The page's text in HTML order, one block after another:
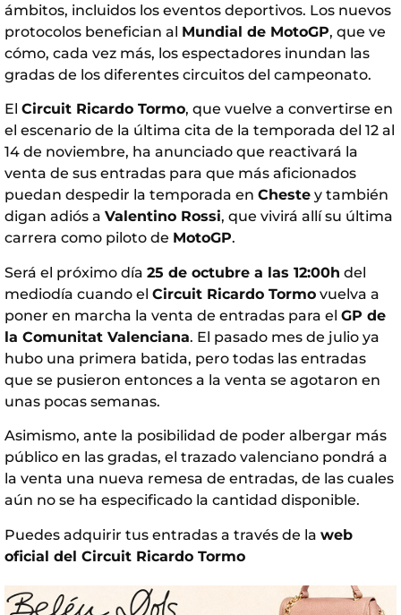
ámbitos, incluidos los eventos deportivos. Los nuevos
protocolos benefician al Mundial de MotoGP, que ve
cómo, cada vez más, los espectadores inundan las
gradas de los diferentes circuitos del campeonato.
El Circuit Ricardo Tormo, que vuelve a convertirse en
el escenario de la última cita de la temporada del 12 al
14 de noviembre, ha anunciado que reactivará la
venta de sus entradas para que más aficionados
puedan despedir la temporada en Cheste y también
digan adiós a Valentino Rossi, que vivirá allí su última
carrera como piloto de MotoGP.
Será el próximo día 25 de octubre a las 12:00h del
mediodía cuando el Circuit Ricardo Tormo vuelva a
poner en marcha la venta de entradas para el GP de
la Comunitat Valenciana. El pasado mes de julio ya
hubo una primera batida, pero todas las entradas
que se pusieron entonces a la venta se agotaron en
unas pocas semanas.
Asimismo, ante la posibilidad de poder albergar más
público en las gradas, el trazado valenciano pondrá a
la venta una nueva remesa de entradas, de las cuales
aún no se ha especificado la cantidad disponible.
Puedes adquirir tus entradas a través de la web
oficial del Circuit Ricardo Tormo